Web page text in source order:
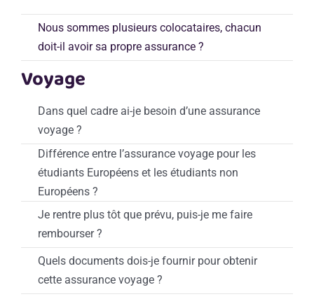
Besoin de plus d’informations ?
Nous sommes plusieurs colocataires, chacun
doit-il avoir sa propre assurance ?
Voyage
Dans quel cadre ai-je besoin d’une assurance
voyage ?
Différence entre l’assurance voyage pour les
étudiants Européens et les étudiants non
Européens ?
Je rentre plus tôt que prévu, puis-je me faire
rembourser ?
Quels documents dois-je fournir pour obtenir
cette assurance voyage ?